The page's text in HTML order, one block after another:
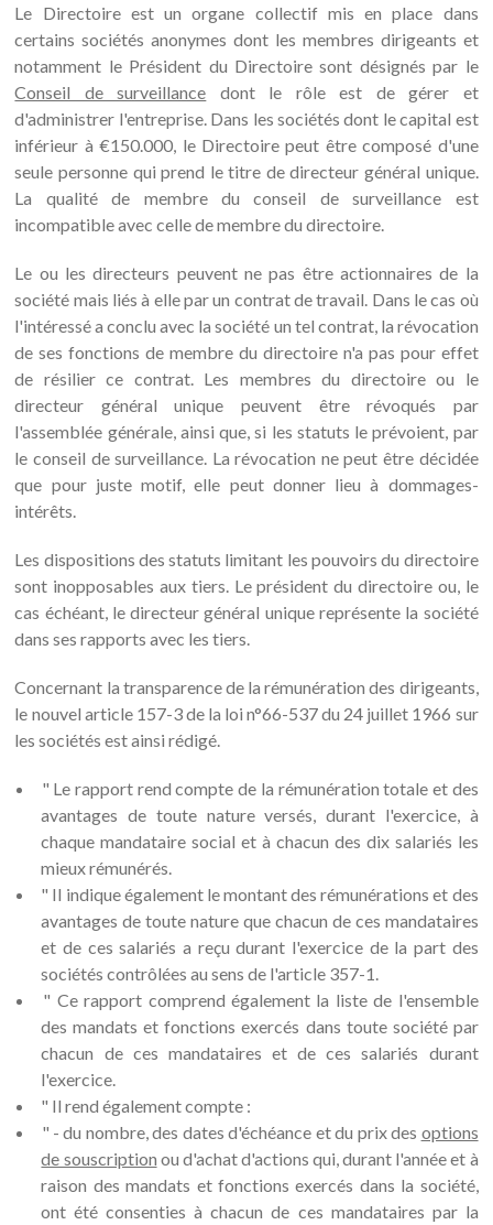
Le Directoire est un organe collectif mis en place dans
certains sociétés anonymes dont les membres dirigeants et
notamment le Président du Directoire sont désignés par le
Conseil de surveillance dont le rôle est de gérer et
d'administrer l'entreprise. Dans les sociétés dont le capital est
inférieur à €150.000, le Directoire peut être composé d'une
seule personne qui prend le titre de directeur général unique.
La qualité de membre du conseil de surveillance est
incompatible avec celle de membre du directoire.
Le ou les directeurs peuvent ne pas être actionnaires de la
société mais liés à elle par un contrat de travail. Dans le cas où
l'intéressé a conclu avec la société un tel contrat, la révocation
de ses fonctions de membre du directoire n'a pas pour effet
de résilier ce contrat. Les membres du directoire ou le
directeur général unique peuvent être révoqués par
l'assemblée générale, ainsi que, si les statuts le prévoient, par
le conseil de surveillance. La révocation ne peut être décidée
que pour juste motif, elle peut donner lieu à dommages-
intérêts.
Les dispositions des statuts limitant les pouvoirs du directoire
sont inopposables aux tiers. Le président du directoire ou, le
cas échéant, le directeur général unique représente la société
dans ses rapports avec les tiers.
Concernant la transparence de la rémunération des dirigeants,
le nouvel article 157-3 de la loi n°66-537 du 24 juillet 1966 sur
les sociétés est ainsi rédigé.
" Le rapport rend compte de la rémunération totale et des
avantages de toute nature versés, durant l'exercice, à
chaque mandataire social et à chacun des dix salariés les
mieux rémunérés.
" Il indique également le montant des rémunérations et des
avantages de toute nature que chacun de ces mandataires
et de ces salariés a reçu durant l'exercice de la part des
sociétés contrôlées au sens de l'article 357-1.
" Ce rapport comprend également la liste de l'ensemble
des mandats et fonctions exercés dans toute société par
chacun de ces mandataires et de ces salariés durant
l'exercice.
" Il rend également compte :
" - du nombre, des dates d'échéance et du prix des options
de souscription ou d'achat d'actions qui, durant l'année et à
raison des mandats et fonctions exercés dans la société,
ont été consenties à chacun de ces mandataires par la